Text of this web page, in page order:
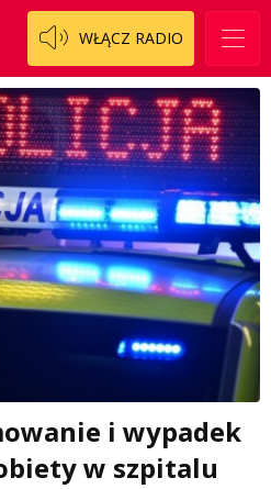
WŁĄCZ RADIO
i wypadek
w szpitalu